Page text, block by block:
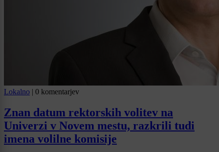
Lokalno | 0 komentarjev
Znan datum rektorskih volitev na
Univerzi v Novem mestu, razkrili tudi
imena volilne komisije